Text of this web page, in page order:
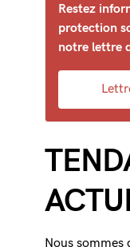
Restez
protection
notre lettre
Nous sommes